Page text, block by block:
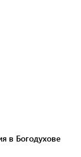
в Богодухове